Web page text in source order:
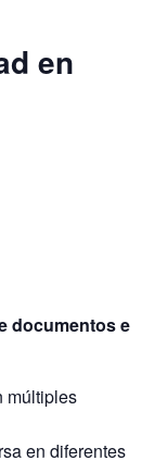
en
documentos e
múltiples
en diferentes